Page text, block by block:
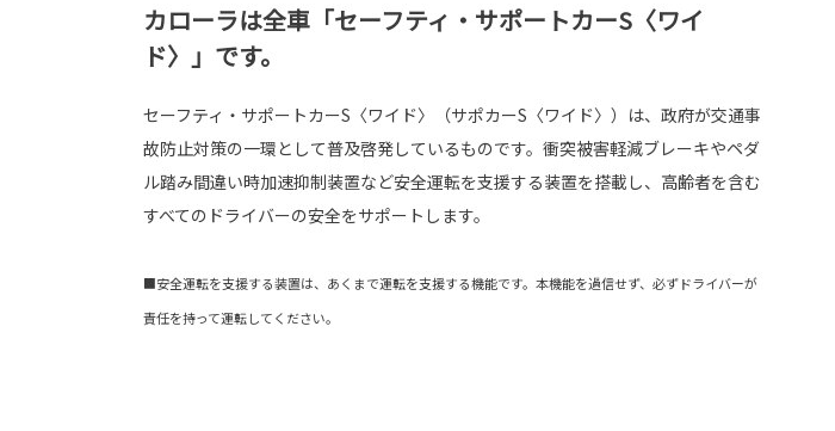
カローラは全車「セーフティ・サポートカーS〈ワイ
ド〉」です。
セーフティ・サポートカーS〈ワイド〉（サポカーS〈ワイド〉）は、政府が交通事
故防止対策の一環として普及啓発しているものです。衝突被害軽減ブレーキやペダ
ル踏み間違い時加速抑制装置など安全運転を支援する装置を搭載し、高齢者を含む
すべてのドライバーの安全をサポートします。
■安全運転を支援する装置は、あくまで運転を支援する機能です。本機能を過信せず、必ずドライバーが
責任を持って運転してください。